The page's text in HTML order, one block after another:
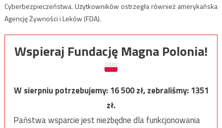
Cyberbezpieczeństwa. Użytkowników ostrzegła również amerykańska
Agencję Żywności i Leków (FDA).
Wspieraj Fundację Magna Polonia!
W sierpniu potrzebujemy:16 500zł, zebraliśmy:1351
zł.
Państwa wsparcie jest niezbędne dla funkcjonowania